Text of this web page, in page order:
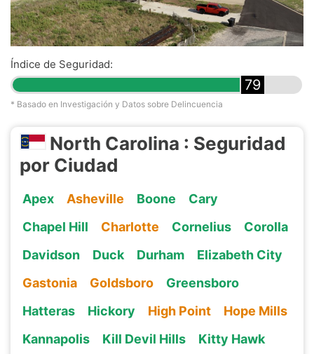
Índice de Seguridad:
79
* Basado en Investigación y Datos sobre Delincuencia
North Carolina : Seguridad
por Ciudad
Apex Asheville Boone
Cary
Chapel Hill
Charlotte Cornelius
Corolla
Davidson
Duck Durham
Elizabeth City
Gastonia
Goldsboro
Greensboro
Hatteras
Hickory High Point
Hope Mills
Kannapolis
Kill Devil Hills
Kitty Hawk